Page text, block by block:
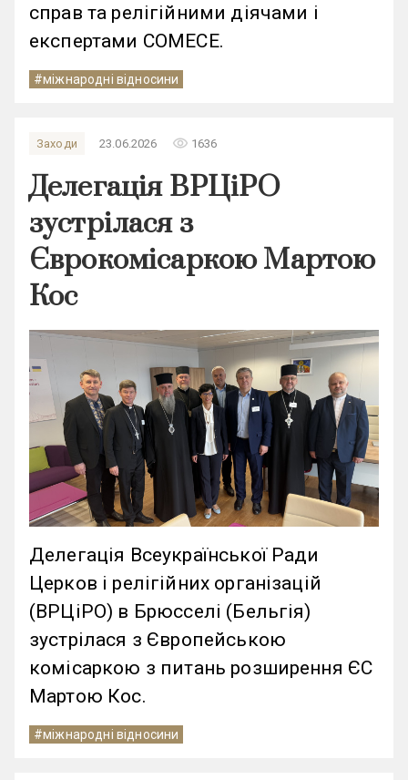
справ та релігійними діячами і
експертами СОМЕСЕ.
#міжнародні відносини
Заходи 23.06.2026 remove_red_eye 1636
Делегація ВРЦіРО
зустрілася з
Єврокомісаркою Мартою
Кос
Делегація Всеукраїнської Ради
Церков і релігійних організацій
(ВРЦіРО) в Брюсселі (Бельгія)
зустрілася з Європейською
комісаркою з питань розширення ЄС
Мартою Кос.
#міжнародні відносини